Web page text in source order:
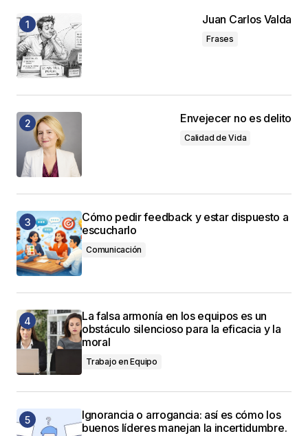
Juan Carlos Valda
Frases
Envejecer no es delito
Calidad de Vida
Cómo pedir feedback y estar dispuesto a
escucharlo
Comunicación
La falsa armonía en los equipos es un
obstáculo silencioso para la eficacia y la
moral
Trabajo en Equipo
Ignorancia o arrogancia: así es cómo los
buenos líderes manejan la incertidumbre.